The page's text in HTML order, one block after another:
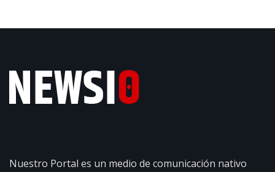
Nuestro Portal es un medio de comunicación nativo